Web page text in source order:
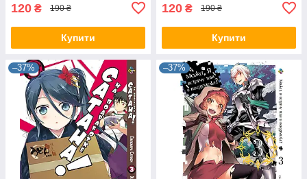
120 ₴ 190 ₴
Купити
120 ₴ 190 ₴
Купити
–37% –37%